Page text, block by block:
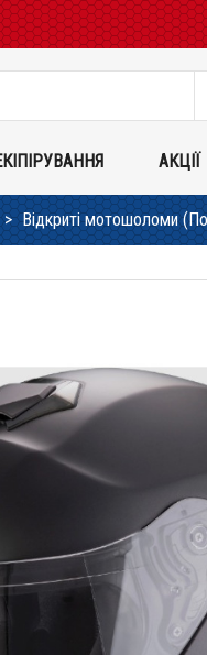
АКЦІЇ
Відкриті мотошоломи